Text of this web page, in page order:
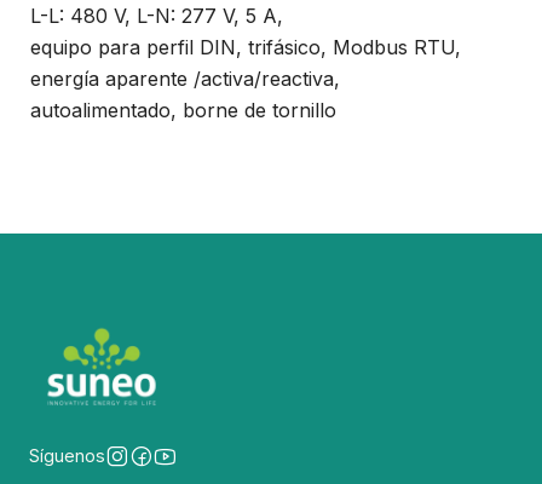
L-L: 480 V, L-N: 277 V, 5 A,
equipo para perfil DIN, trifásico, Modbus RTU,
energía aparente /activa/reactiva,
autoalimentado, borne de tornillo
Síguenos